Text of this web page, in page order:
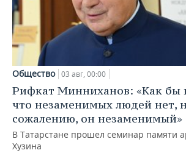
Общество 03 авг, 00:00
Рифкат Минниханов: «Как бы
что незаменимых людей нет,
сожалению, он незаменимый»
В Татарстане прошел семинар памяти
Хузина